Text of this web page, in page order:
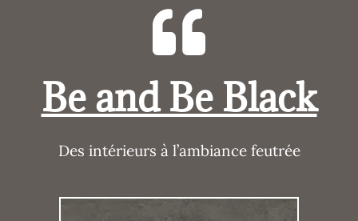
Be and Be Black
Des intérieurs à l’ambiance feutrée